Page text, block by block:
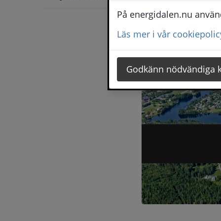
för
och
FoU
På energidalen.nu
Läs mer i vår
Godkänn nödvändiga